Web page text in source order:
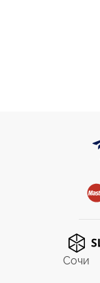
Сочи